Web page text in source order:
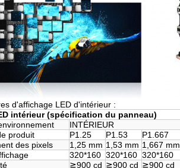
d'affichage LED d'intérieur :
intérieur (spécification du panneau)
INTÉRIEUR
produit
P1.25 P1.53 P1.667
des pixels
1,25 mm 1,53 mm 1,667 mm
320*160 320*160 320*160
≧900 cd ≧900 cd ≧900 cd